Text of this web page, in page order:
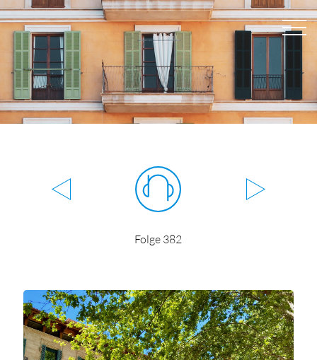
Folge 382